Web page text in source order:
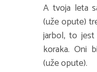
A tvoja leta
(uže opute)
jarbol, to
koraka. Oni
(uže opute).